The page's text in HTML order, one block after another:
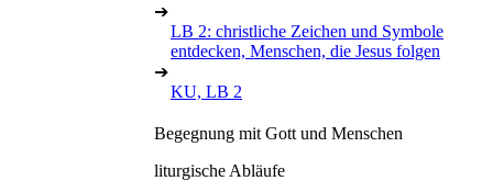
➔
LB 2: christliche Zeichen und Symbole
entdecken, Menschen, die Jesus folgen
➔
KU, LB 2
Begegnung mit Gott und Menschen
liturgische Abläufe